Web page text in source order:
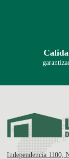
Independencia 1100,